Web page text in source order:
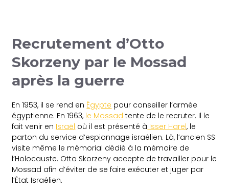
Recrutement d’Otto
Skorzeny par le Mossad
après la guerre
En 1953, il se rend en Égypte pour conseiller l’armée
égyptienne. En 1963, le Mossad tente de le recruter. Il le
fait venir en Israël où il est présenté à Isser Harel, le
parton du service d’espionnage israélien. Là, l’ancien SS
visite même le mémorial dédié à la mémoire de
l’Holocauste. Otto Skorzeny accepte de travailler pour le
Mossad afin d’éviter de se faire exécuter et juger par
l’État Israélien.